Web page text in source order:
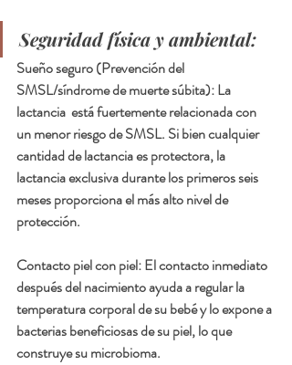
Seguridad física y ambiental:
Sueño seguro (Prevención del
SMSL/síndrome de muerte súbita): La
lactancia  está fuertemente relacionada con
un menor riesgo de SMSL. Si bien cualquier
cantidad de lactancia es protectora, la
lactancia exclusiva durante los primeros seis
meses proporciona el más alto nivel de
protección.
Contacto piel con piel: El contacto inmediato
después del nacimiento ayuda a regular la
temperatura corporal de su bebé y lo expone a
bacterias beneficiosas de su piel, lo que
construye su microbioma.